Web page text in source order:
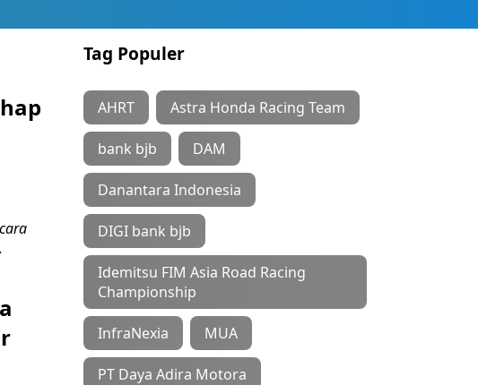
Tag Populer
AHRT Astra Honda Racing Team
bank bjb DAM
Danantara Indonesia
DIGI bank bjb
Idemitsu FIM Asia Road Racing
Championship
InfraNexia MUA
PT Daya Adira Motora